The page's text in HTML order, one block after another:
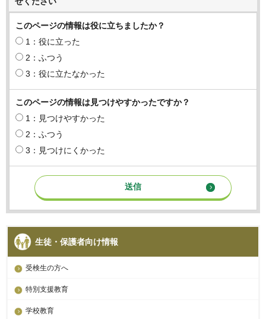
このページの情報は役に立ちましたか？
1：役に立った
2：ふつう
3：役に立たなかった
このページの情報は見つけやすかったですか？
1：見つけやすかった
2：ふつう
3：見つけにくかった
生徒・保護者向け情報
受検生の方へ
特別支援教育
学校教育